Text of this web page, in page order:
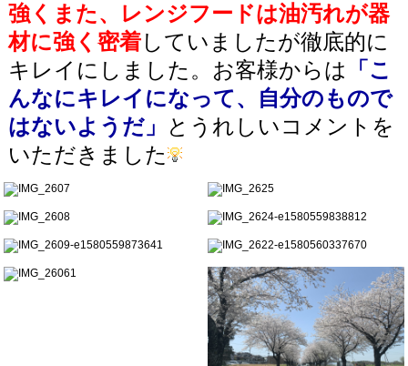
強くまた、レンジフードは油汚れが器
材に強く密着していましたが徹底的に
キレイにしました。お客様からは
「こ
んなにキレイになって、自分のもので
はないようだ」
とうれしいコメントを
いただきました